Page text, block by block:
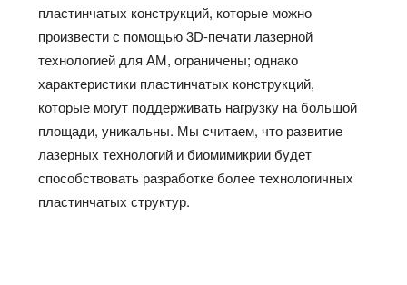
пластинчатых конструкций, которые можно
произвести с помощью 3D-печати лазерной
технологией для АМ, ограничены; однако
характеристики пластинчатых конструкций,
которые могут поддерживать нагрузку на большой
площади, уникальны. Мы считаем, что развитие
лазерных технологий и биомимикрии будет
способствовать разработке более технологичных
пластинчатых структур.